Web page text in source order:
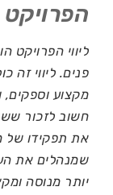
ליווי
פנים. ליווי זה
מקצוע וספקים,
חשוב לזכור
את תפקידו של
שמנהלים את
יותר מנוסה